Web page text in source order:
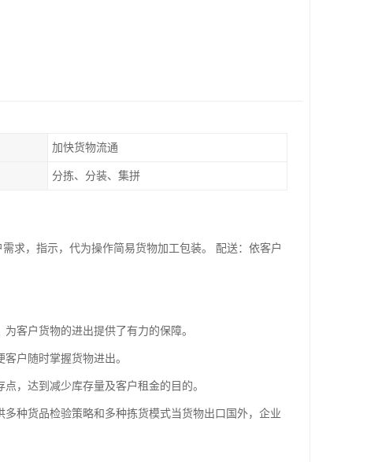
加快货物流通
分拣、分装、集拼
求，指示，代为操作简易货物加工包装。 配送：依客户
客户货物的进出提供了有力的保障。
户随时掌握货物进出。
，达到减少库存量及客户租金的目的。
种货品检验策略和多种拣货模式当货物出口国外，企业